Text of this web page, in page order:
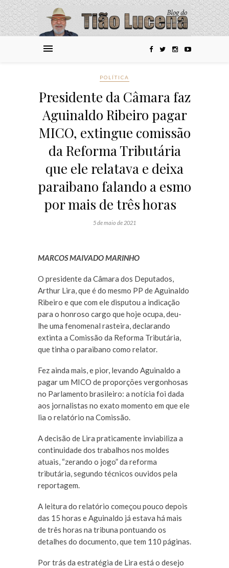
POLÍTICA
Presidente da Câmara faz
Aguinaldo Ribeiro pagar
MICO, extingue comissão
da Reforma Tributária
que ele relatava e deixa
paraibano falando a esmo
por mais de três horas
5 de maio de 2021
MARCOS MAIVADO MARINHO
O presidente da Câmara dos Deputados,
Arthur Lira, que é do mesmo PP de Aguinaldo
Ribeiro e que com ele disputou a indicação
para o honroso cargo que hoje ocupa, deu-
lhe uma fenomenal rasteira, declarando
extinta a Comissão da Reforma Tributária,
que tinha o paraibano como relator.
Fez ainda mais, e pior, levando Aguinaldo a
pagar um MICO de proporções vergonhosas
no Parlamento brasileiro: a notícia foi dada
aos jornalistas no exato momento em que ele
lia o relatório na Comissão.
A decisão de Lira praticamente inviabiliza a
continuidade dos trabalhos nos moldes
atuais, “zerando o jogo” da reforma
tributária, segundo técnicos ouvidos pela
reportagem.
A leitura do relatório começou pouco depois
das 15 horas e Aguinaldo já estava há mais
de três horas na tribuna pontuando os
detalhes do documento, que tem 110 páginas.
Por trás da estratégia de Lira está o desejo